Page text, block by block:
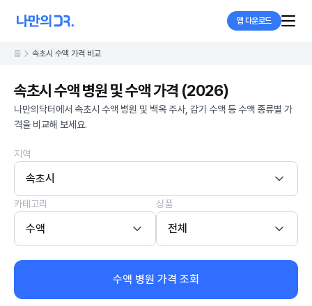
앱 다운로드
홈 속초시 수액 가격 비교
속초시 수액 병원 및 수액 가격 (2026)
나만의닥터에서 속초시 수액 병원 및 백옥 주사, 감기 수액 등 수액 종류별 가
격을 비교해 보세요.
지역
속초시
카테고리
수액
상품
전체
수액 병원 가격 조회